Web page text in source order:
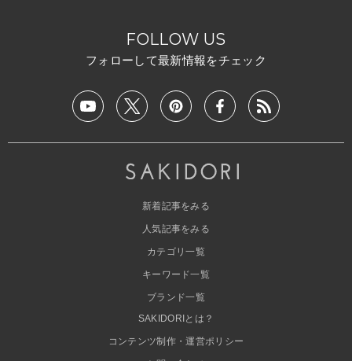
FOLLOW US
フォローして最新情報をチェック
新着記事をみる
人気記事をみる
カテゴリ一覧
キーワード一覧
ブランド一覧
SAKIDORIとは？
コンテンツ制作・運営ポリシー